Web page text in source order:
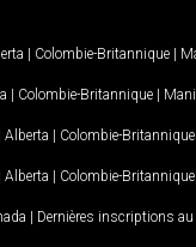
| Colombie-Britannique |
| Colombie-Britannique |
Alberta | Colombie-Britannique
Alberta | Colombie-Britannique
| Dernières inscriptions au